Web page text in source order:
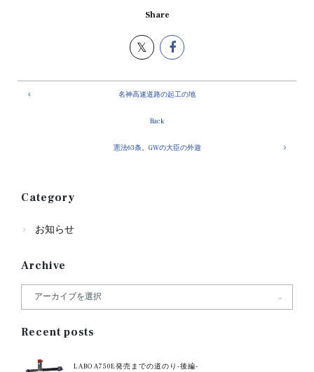
Share
名神高速道路の起工の地
Back
憲法63条。GWの大臣の外遊
Category
お知らせ
Archive
Recent posts
LABO A750E発売までの道のり-後編-